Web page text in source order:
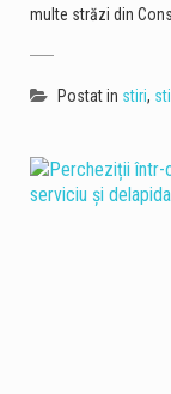
multe străzi din
Postat in stiri,